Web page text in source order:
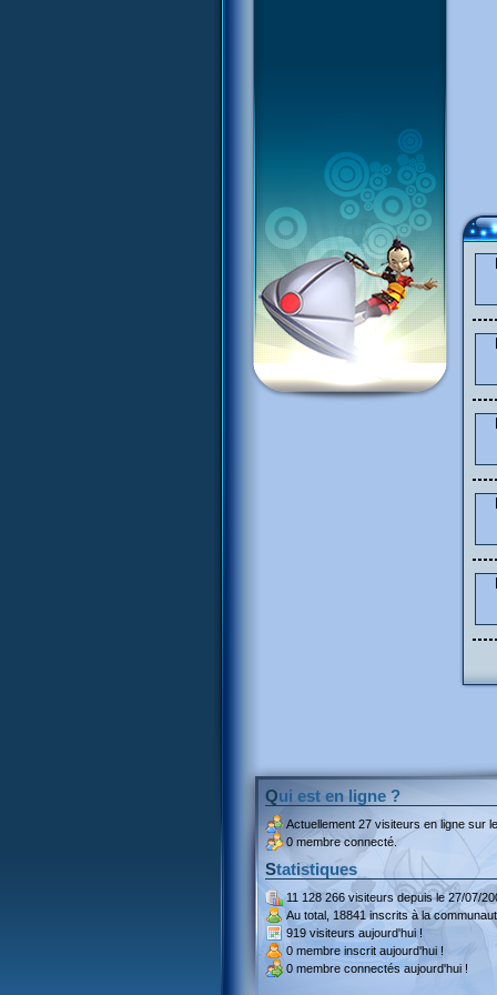
Qui est en ligne ?
Actuellement 27 visiteurs en ligne sur
0 membre connecté.
Statistiques
11 128 266 visiteursdepuis le 27/07/
Au total, 18841 inscritsà la
919 visiteurs aujourd'hui !
0 membre inscrit aujourd'hui !
0 membre connectés aujourd'hui !